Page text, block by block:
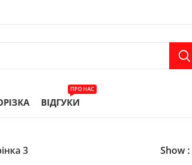
ВІДГУКИ
ПРО НАС
3 Show